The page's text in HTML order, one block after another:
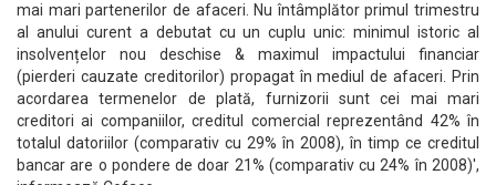
mai mari partenerilor de afaceri. Nu întâmplător primul trimestru
al anului curent a debutat cu un cuplu unic: minimul istoric al
insolvențelor nou deschise & maximul impactului financiar
(pierderi cauzate creditorilor) propagat în mediul de afaceri. Prin
acordarea termenelor de plată, furnizorii sunt cei mai mari
creditori ai companiilor, creditul comercial reprezentând 42% în
totalul datoriilor (comparativ cu 29% în 2008), în timp ce creditul
bancar are o pondere de doar 21% (comparativ cu 24% în 2008)',